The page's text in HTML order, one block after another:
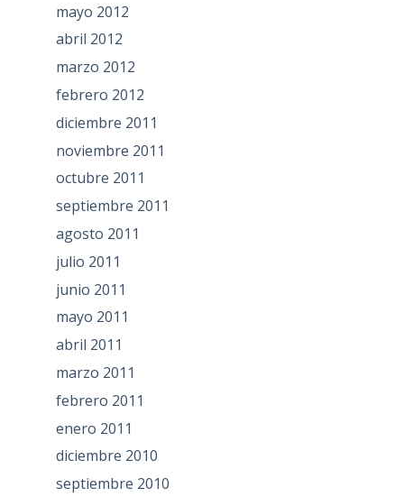
mayo 2012
abril 2012
marzo 2012
febrero 2012
diciembre 2011
noviembre 2011
octubre 2011
septiembre 2011
agosto 2011
julio 2011
junio 2011
mayo 2011
abril 2011
marzo 2011
febrero 2011
enero 2011
diciembre 2010
septiembre 2010